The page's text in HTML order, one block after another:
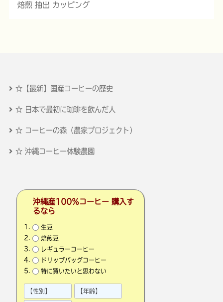
焙煎 抽出 カッピング
☆【最新】国産コーヒーの歴史
☆ 日本で最初に珈琲を飲んだ人
☆ コーヒーの森（農家プロジェクト）
☆ 沖縄コーヒー体験農園
沖縄産100％コーヒー 購入す
るなら
生豆
焙煎豆
レギュラーコーヒー
ドリップバッグコーヒー
特に買いたいと思わない